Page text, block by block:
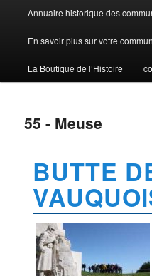
principal
Annuaire historique des
En savoir plus sur votre
La Boutique de l’Histoire
55 - Meuse
BUTTE